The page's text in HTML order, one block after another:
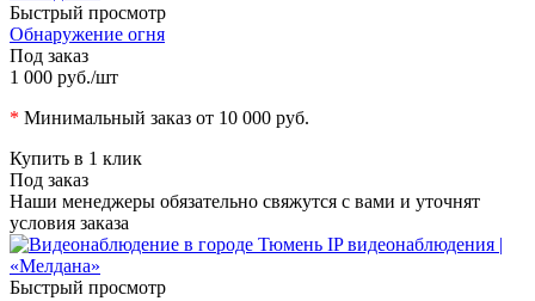
Быстрый просмотр
Обнаружение огня
Под заказ
1 000 руб./шт
* Минимальный заказ от 10 000 руб.
Купить в 1 клик
Под заказ
Наши менеджеры обязательно свяжутся с вами и уточнят
условия заказа
Быстрый просмотр